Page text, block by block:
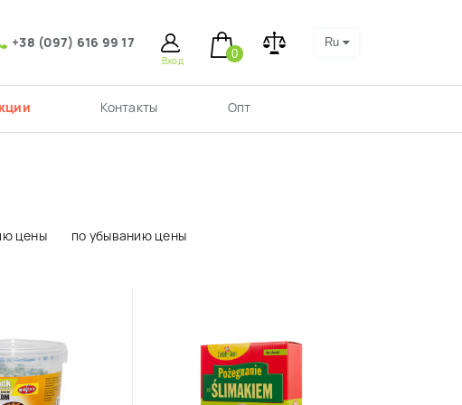
+38 (097) 616 99 17
Вход
0
Ru
Контакты Опт
цены по убыванию цены